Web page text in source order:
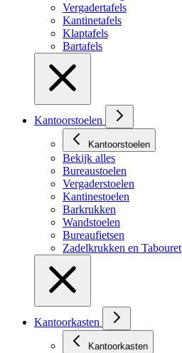
Vergadertafels
Kantinetafels
Klaptafels
Bartafels
Kantoorstoelen
Kantoorstoelen
Bekijk alles
Bureaustoelen
Vergaderstoelen
Kantinestoelen
Barkrukken
Wandstoelen
Bureaufietsen
Zadelkrukken en Tabouret
Kantoorkasten
Kantoorkasten